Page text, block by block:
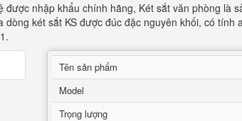
nhập khẩu chính hãng, Két sắt văn phòng là
két sắt KS được đúc đặc nguyên khối, có tính
Tên sản phẩm
Model
Trọng lượng